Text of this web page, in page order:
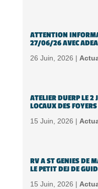
ATTENTION
27/06/26 AVEC
26 Juin, 2026 |
ATELIER DUERP LE
LOCAUX DES
15 Juin, 2026 |
RV A ST GENIES DE
LE PETIT DEJ DE
15 Juin, 2026 |